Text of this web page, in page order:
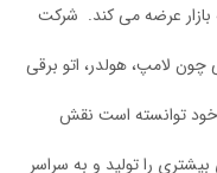
عرضه می کند. شرکت
چون لامپ، هولدر، اتو برقی
خود توانسته است نقش
را تولید و به سراسر